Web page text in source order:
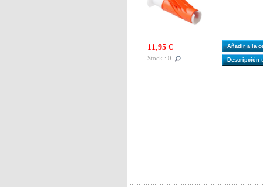
11,95 €
Stock : 0
Añadir a la
Descripción